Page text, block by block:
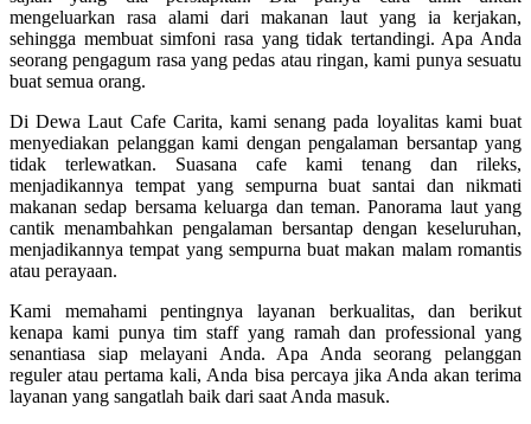
mengeluarkan rasa alami dari makanan laut yang ia kerjakan,
sehingga membuat simfoni rasa yang tidak tertandingi. Apa Anda
seorang pengagum rasa yang pedas atau ringan, kami punya sesuatu
buat semua orang.
Di Dewa Laut Cafe Carita, kami senang pada loyalitas kami buat
menyediakan pelanggan kami dengan pengalaman bersantap yang
tidak terlewatkan. Suasana cafe kami tenang dan rileks,
menjadikannya tempat yang sempurna buat santai dan nikmati
makanan sedap bersama keluarga dan teman. Panorama laut yang
cantik menambahkan pengalaman bersantap dengan keseluruhan,
menjadikannya tempat yang sempurna buat makan malam romantis
atau perayaan.
Kami memahami pentingnya layanan berkualitas, dan berikut
kenapa kami punya tim staff yang ramah dan professional yang
senantiasa siap melayani Anda. Apa Anda seorang pelanggan
reguler atau pertama kali, Anda bisa percaya jika Anda akan terima
layanan yang sangatlah baik dari saat Anda masuk.